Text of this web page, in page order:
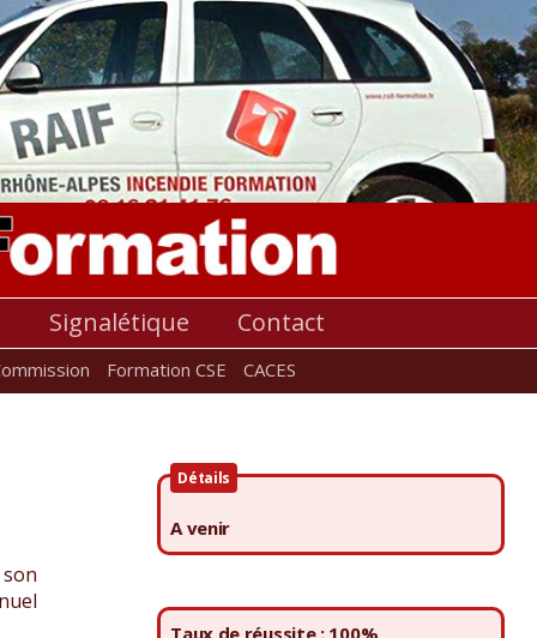
Formation CSE CACES
Signalétique Contact
Détails
A venir
Taux de réussite : 100%